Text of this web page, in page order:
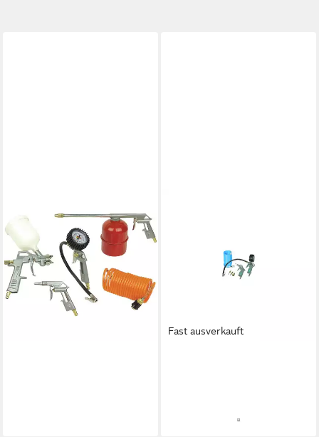
WERKZEUGE
Druckluftgeräte-Set
Druckluftsatz, 5-teilig M 1527
32,94 €
lieferbar - in 2-3 Werktagen bei dir
Fast ausverkauft
lieferbar - in 2-3 Werktagen bei dir